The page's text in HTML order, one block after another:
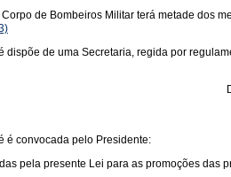
de Bombeiros Militar terá metade dos
dispõe de uma Secretaria, regida por
é convocada pelo Presidente:
pela presente Lei para as promoções das